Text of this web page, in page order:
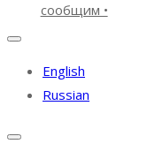
сообщим •
English
Russian